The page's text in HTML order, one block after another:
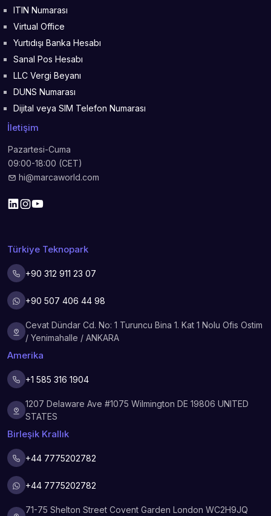
ITIN Numarası
Virtual Office
Yurtıdışı Banka Hesabı
Sanal Pos Hesabı
LLC Vergi Beyanı
DUNS Numarası
Dijital veya SIM Telefon Numarası
İletişim
Pazartesi-Cuma
09:00-18:00 (CET)
hi@marcaworld.com
Türkiye Teknopark
+90 312 911 23 07
+90 507 406 44 98
Cevat Dündar Cd. No: 1 Turuncu Bina 1. Kat 1 Nolu Ofis Ostim
/ Yenimahalle / ANKARA
Amerika
+1 585 316 1904
1207 Delaware Ave #1075 Wilmington DE 19806 UNITED
STATES
Birleşik Krallık
+44 7775202782
+44 7775202782
71-75 Shelton Street Covent Garden London WC2H9JQ